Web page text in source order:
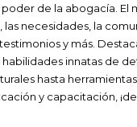
de la abogacía.
necesidades, la
y más.
innatas de
hasta
y capacitación,